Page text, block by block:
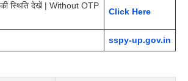
स्थिति देखें | Without OTP
Click Here
sspy-up.gov.in